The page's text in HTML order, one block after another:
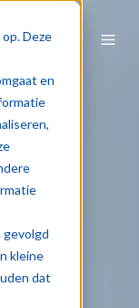
Deze
en
gevolgd
kleine
dat